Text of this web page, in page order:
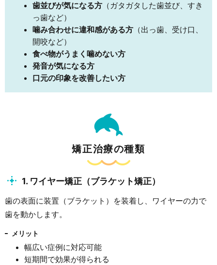
歯並びが気になる方 （ガタガタした歯並び、すき
っ歯など）
噛み合わせに違和感がある方 （出っ歯、受け口、
開咬など）
食べ物がうまく噛めない方
発音が気になる方
口元の印象を改善したい方
矯正治療の種類
1. ワイヤー矯正（ブラケット矯正）
歯の表面に装置（ブラケット）を装着し、ワイヤーの力で
歯を動かします。
メリット
幅広い症例に対応可能
短期間で効果が得られる